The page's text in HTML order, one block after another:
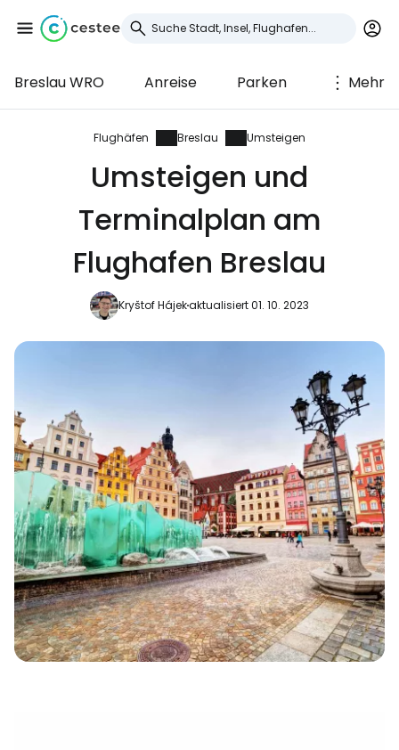
Breslau WRO Anreise Parken Mehr
Flughäfen Breslau Umsteigen
Umsteigen und
Terminalplan am
Flughafen Breslau
Kryštof Hájekaktualisiert 01. 10. 2023
Anmeldung bei
Cestee
... die weltweite Reise-Community
Weiter mit Google
Weiter mit Facebook